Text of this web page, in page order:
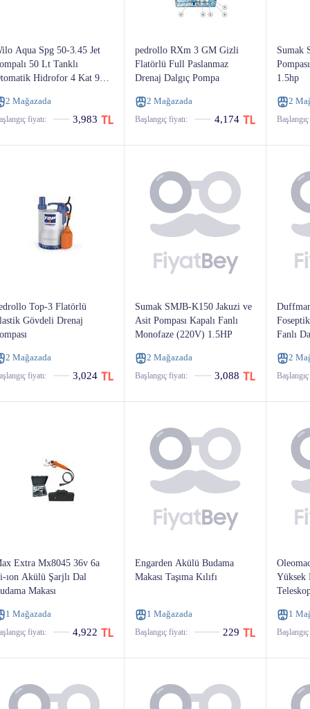
Aqua Spg 50-3.45 Jet
50 Lt Tanklı
Hidrofor 4 Kat 9
2 Mağazada
​​fiyatı: 3,983
pedrollo RXm 3 GM Gizli
Flatörlü Full Paslanmaz
Drenaj Dalgıç Pompa
2 Mağazada
Başlangıç ​​fiyatı: 4,174
Sumak
1.5hp
2
Top-3 Flatörlü
Gövdeli Drenaj
2 Mağazada
​​fiyatı: 3,024
Sumak SMJB-K150 Jakuzi ve
Asit Pompası Kapalı Fanlı
Monofaze (220V) 1.5HP
2 Mağazada
Başlangıç ​​fiyatı: 3,088
Fanlı
2
Extra Mx8045 36v 6a
ıon Akülü Şarjlı Dal
Makası
1 Mağazada
​​fiyatı: 4,922
Engarden Akülü Budama
Makası Taşıma Kılıfı
1 Mağazada
Başlangıç ​​fiyatı: 229
Yüksek
1